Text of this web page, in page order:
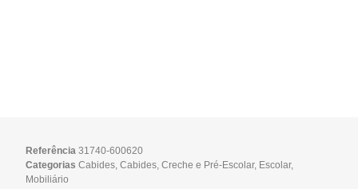
Referência31740-600620
Categorias Cabides ,Cabides ,Creche e Pré-Escolar, Escolar,
Mobiliário